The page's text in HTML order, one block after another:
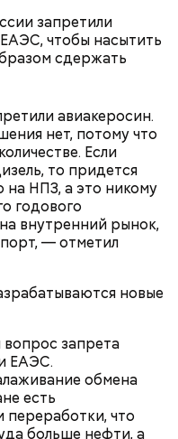
запретили
чтобы насытить
сдержать
авиакеросин.
нет, потому что
Если
то придется
на НПЗ, а это никому
годового
внутренний рынок,
— отметил
новые
запрета
ЕАЭС.
обмена
есть
что
больше нефти, а
только один
совершать разные